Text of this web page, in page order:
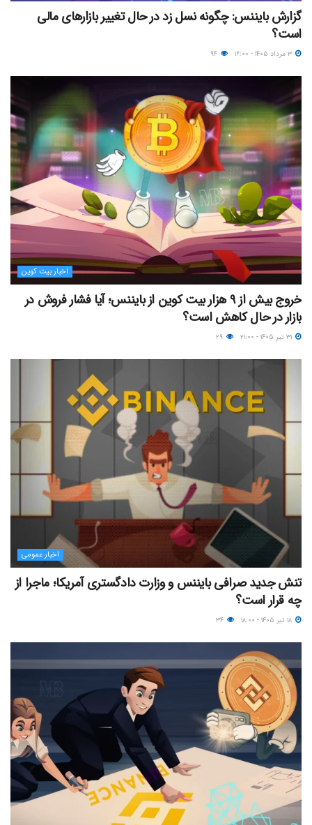
گزارش بایننس: چگونه نسل زد در حال تغییر بازارهای مالی
است؟
اخبار بیت کوین
خروج بیش از ۹ هزار بیت کوین از بایننس؛ آیا فشار فروش در
بازار در حال کاهش است؟
اخبار عمومی
تنش جدید صرافی بایننس و وزارت دادگستری آمریکا؛ ماجرا از
چه قرار است؟